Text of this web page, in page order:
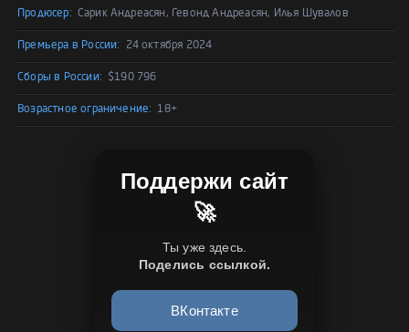
Продюсер: Сарик Андреасян, Гевонд Андреасян, Илья Шувалов
Премьера в России: 24 октября 2024
Сборы в России: $190 796
Возрастное ограничение: 18+
Поддержи сайт
🚀
Ты уже здесь.
Поделись ссылкой.
ВКонтакте